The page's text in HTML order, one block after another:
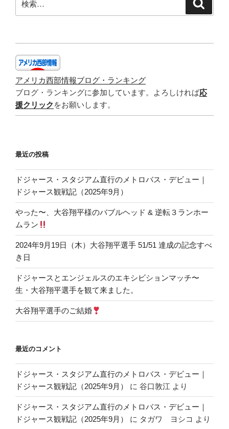
レ
ー
Vegetable
Curry”
の
索:
アメリカ西部情報ブログ・ランキング
ブログ・ランキングに参加しています。よろしければ応
援クリック をお願いします。
最近の投稿
ドジャース・スタジアム直行のメトロバス・デビュー｜
ドジャース観戦記（2025年9月）
やった〜、大谷翔平様のバブルヘッド & 逆転３ランホー
ムラン
2024年9月19日（木）大谷翔平選手 51/51 達成の記念すべ
き日
ドジャースとエンジェルスのエキシビションマッチ〜
生・大谷翔平選手を観て来ました。
大谷翔平選手のご結婚
最近のコメント
ドジャース・スタジアム直行のメトロバス・デビュー｜
ドジャース観戦記（2025年9月）
に 谷口敦江 より
ドジャース・スタジアム直行のメトロバス・デビュー｜
ドジャース観戦記（2025年9月）
に タガワ ヨシコ より